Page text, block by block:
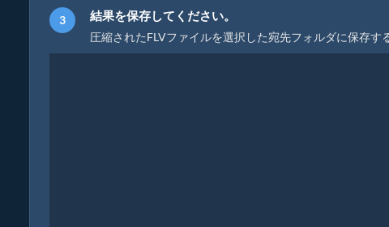
結果を保存してください。
圧縮されたFLVファイルを選択した宛先フォルダに保存す